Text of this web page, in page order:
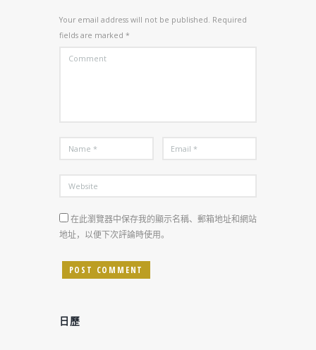
Your email address will not be published. Required
fields are marked *
在此瀏覽器中保存我的顯示名稱、郵箱地址和網站
地址，以便下次評論時使用。
日歷